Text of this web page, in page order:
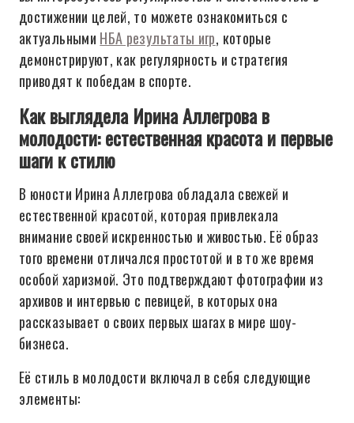
достижении целей, то можете ознакомиться с
актуальными НБА результаты игр, которые
демонстрируют, как регулярность и стратегия
приводят к победам в спорте.
Как выглядела Ирина Аллегрова в
молодости: естественная красота и первые
шаги к стилю
В юности Ирина Аллегрова обладала свежей и
естественной красотой, которая привлекала
внимание своей искренностью и живостью. Её образ
того времени отличался простотой и в то же время
особой харизмой. Это подтверждают фотографии из
архивов и интервью с певицей, в которых она
рассказывает о своих первых шагах в мире шоу-
бизнеса.
Её стиль в молодости включал в себя следующие
элементы: